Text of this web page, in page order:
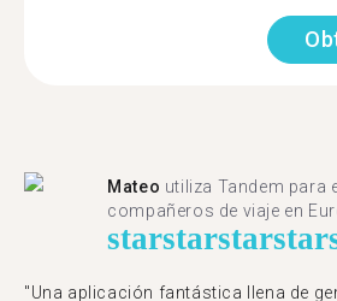
Mateo utiliza Tandem para
compañeros de viaje en
starstarstarstar
"Una aplicación fantástica llena de